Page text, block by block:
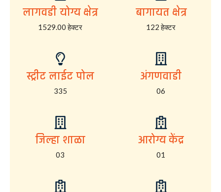
लागवडी योग्य क्षेत्र
1529.00 हेक्टर
बागायत क्षेत्र
122 हेक्टर
स्ट्रीट लाईट पोल
335
अंगणवाडी
06
जिल्हा शाळा
03
आरोग्य केंद्र
01